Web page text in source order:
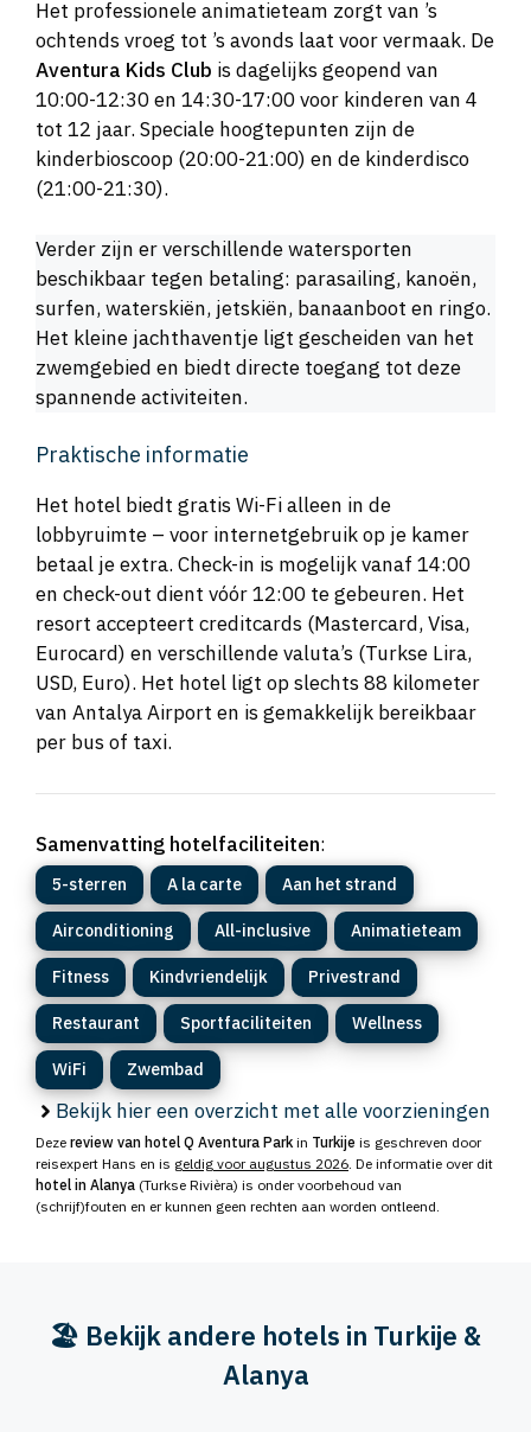
Het professionele animatieteam zorgt van ’s
ochtends vroeg tot ’s avonds laat voor vermaak. De
Aventura Kids Club is dagelijks geopend van
10:00-12:30 en 14:30-17:00 voor kinderen van 4
tot 12 jaar. Speciale hoogtepunten zijn de
kinderbioscoop (20:00-21:00) en de kinderdisco
(21:00-21:30).
Verder zijn er verschillende watersporten
beschikbaar tegen betaling: parasailing, kanoën,
surfen, waterskiën, jetskiën, banaanboot en ringo.
Het kleine jachthaventje ligt gescheiden van het
zwemgebied en biedt directe toegang tot deze
spannende activiteiten.
Praktische informatie
Het hotel biedt gratis Wi-Fi alleen in de
lobbyruimte – voor internetgebruik op je kamer
betaal je extra. Check-in is mogelijk vanaf 14:00
en check-out dient vóór 12:00 te gebeuren. Het
resort accepteert creditcards (Mastercard, Visa,
Eurocard) en verschillende valuta’s (Turkse Lira,
USD, Euro). Het hotel ligt op slechts 88 kilometer
van Antalya Airport en is gemakkelijk bereikbaar
per bus of taxi.
Samenvatting hotelfaciliteiten:
5-sterren A la carte Aan het strand
Airconditioning All-inclusive Animatieteam
Fitness Kindvriendelijk Privestrand
Restaurant Sportfaciliteiten Wellness
WiFi Zwembad
Bekijk hier een overzicht met alle voorzieningen
Deze review van hotel Q Aventura Park in Turkije is geschreven door
reisexpert Hans en is geldig voor augustus 2026. De informatie over dit
hotel in Alanya (Turkse Rivièra) is onder voorbehoud van
(schrijf)fouten en er kunnen geen rechten aan worden ontleend.
🏖️ Bekijk andere hotels in Turkije &
Alanya